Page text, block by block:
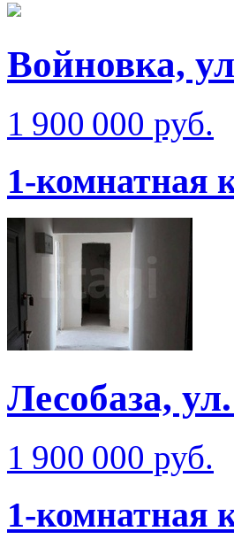
Войновка,
1 900 000 руб.
1-комнатная
Лесобаза,
1 900 000 руб.
1-комнатная